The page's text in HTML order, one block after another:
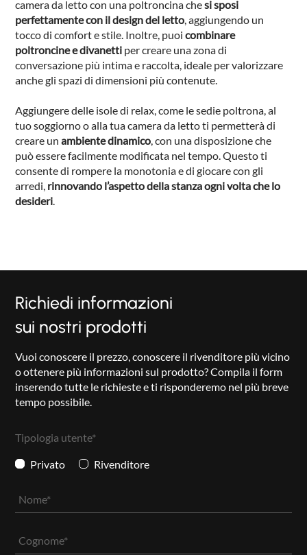
camera da letto con una poltroncina chesi sposi
perfettamente con il design del letto, aggiungendo un
tocco di comfort e stile. Inoltre, puoicombinare
poltroncine e divanetti per creare una zona di
conversazione più intima e raccolta, ideale per valorizzare
anche gli spazi di dimensioni più contenute.
Aggiungere delle isole di relax, come le sedie poltrona, al
tuo soggiorno o alla tua camera da letto ti permetterà di
creare unambiente dinamico, con una disposizione che
può essere facilmente modificata nel tempo. Questo ti
consente di rompere la monotonia e di giocare con gli
arredi, rinnovando l’aspetto della stanza ogni volta che lo
desideri.
Richiedi informazioni
sui nostri prodotti
Vuoi conoscere il prezzo, conoscere il rivenditore più vicino
o ottenere più informazioni sul prodotto? Compila il form
inserendo tutte le richieste e ti risponderemo nel più breve
tempo possibile.
Tipologia utente*
Privato Rivenditore